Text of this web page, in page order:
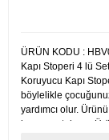
ÜRÜN KODU :
Kapı Stoperi 4 lü
Koruyucu Kapı
böylelikle
yardımcı olur.
kenarına takınız.